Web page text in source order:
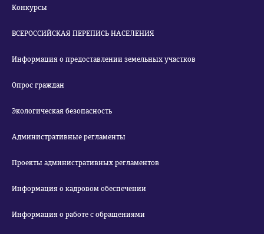
Конкурсы
ВСЕРОССИЙСКАЯ ПЕРЕПИСЬ НАСЕЛЕНИЯ
Информация о предоставлении земельных участков
Опрос граждан
Экологическая безопасность
Административные регламенты
Проекты административных регламентов
Информация о кадровом обеспечении
Информация о работе с обращениями